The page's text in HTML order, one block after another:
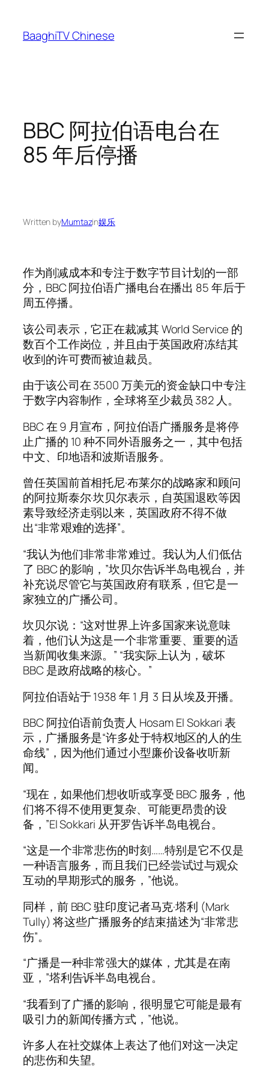
content
BaaghiTV Chinese
BBC 阿拉伯语电台在
85 年后停播
Written byMumtazin娱乐
作为削减成本和专注于数字节目计划的一部
分，BBC 阿拉伯语广播电台在播出 85 年后于
周五停播。
该公司表示，它正在裁减其 World Service 的
数百个工作岗位，并且由于英国政府冻结其
收到的许可费而被迫裁员。
由于该公司在 3500 万美元的资金缺口中专注
于数字内容制作，全球将至少裁员 382 人。
BBC 在 9 月宣布，阿拉伯语广播服务是将停
止广播的 10 种不同外语服务之一，其中包括
中文、印地语和波斯语服务。
曾任英国前首相托尼·布莱尔的战略家和顾问
的阿拉斯泰尔·坎贝尔表示，自英国退欧等因
素导致经济走弱以来，英国政府不得不做
出“非常艰难的选择”。
“我认为他们非常非常难过。我认为人们低估
了 BBC 的影响，”坎贝尔告诉半岛电视台，并
补充说尽管它与英国政府有联系，但它是一
家独立的广播公司。
坎贝尔说：“这对世界上许多国家来说意味
着，他们认为这是一个非常重要、重要的适
当新闻收集来源。” “我实际上认为，破坏
BBC 是政府战略的核心。”
阿拉伯语站于 1938 年 1 月 3 日从埃及开播。
BBC 阿拉伯语前负责人 Hosam El Sokkari 表
示，广播服务是“许多处于特权地区的人的生
命线”，因为他们通过小型廉价设备收听新
闻。
“现在，如果他们想收听或享受 BBC 服务，他
们将不得不使用更复杂、可能更昂贵的设
备，”El Sokkari 从开罗告诉半岛电视台。
“这是一个非常悲伤的时刻……特别是它不仅是
一种语言服务，而且我们已经尝试过与观众
互动的早期形式的服务，”他说。
同样，前 BBC 驻印度记者马克·塔利 (Mark
Tully) 将这些广播服务的结束描述为“非常悲
伤”。
“广播是一种非常强大的媒体，尤其是在南
亚，”塔利告诉半岛电视台。
“我看到了广播的影响，很明显它可能是最有
吸引力的新闻传播方式，”他说。
许多人在社交媒体上表达了他们对这一决定
的悲伤和失望。